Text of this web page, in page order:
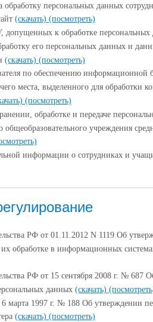
обработку персональных данных
(скачать) (посмотреть)
допущенных к обработке персональных
его персональных данных и
(скачать) (посмотреть)
по обеспечению информационной
места, выделенного для обработки
(посмотреть)
обработке и передаче
общеобразовательного учреждения
информации о сотрудниках и
РФ от 01.11.2012 N 1119 Об
обработке в информационных
РФ от 15 сентября 2008 г. № 687
данных (скачать)
марта 1997 г. № 188 Об утверждении
(скачать) (посмотреть)